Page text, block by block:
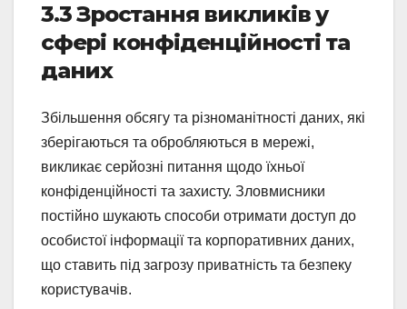
3.3 Зростання викликів у
сфері конфіденційності та
даних
Збільшення обсягу та різноманітності даних, які
зберігаються та обробляються в мережі,
викликає серйозні питання щодо їхньої
конфіденційності та захисту. Зловмисники
постійно шукають способи отримати доступ до
особистої інформації та корпоративних даних,
що ставить під загрозу приватність та безпеку
користувачів.